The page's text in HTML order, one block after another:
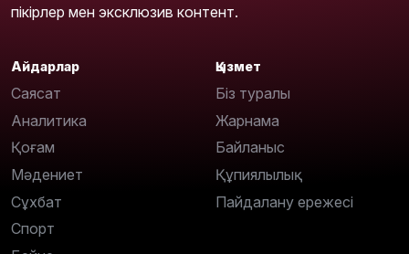
пікірлер мен эксклюзив контент.
Айдарлар
Саясат
Аналитика
Қоғам
Мәдениет
Сұхбат
Спорт
Қызмет
Біз туралы
Жарнама
Байланыс
Құпиялылық
Пайдалану ережесі